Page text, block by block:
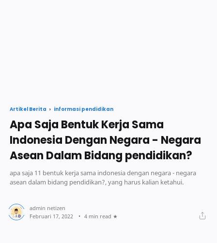
Artikel Berita informasi pendidikan
Apa Saja Bentuk Kerja Sama
Indonesia Dengan Negara - Negara
Asean Dalam Bidang pendidikan?
apa saja 11 bentuk kerja sama indonesia dengan negara - negara
asean dalam bidang pendidikan?, yang harus kalian ketahui.
4 min read